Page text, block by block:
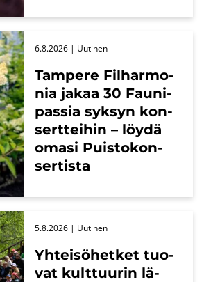
Tam­pe­re Fil­har­mo­
nia jakaa 30 Fau­ni­
pas­sia syk­syn kon­
sert­tei­hin – löydä
omasi Puis­to­kon­
ser­tis­ta
6.8.2026 | Uu­ti­nen
Yh­tei­sö­het­ket tuo­
vat kult­tuu­rin lä­
5.8.2026 | Uu­ti­nen